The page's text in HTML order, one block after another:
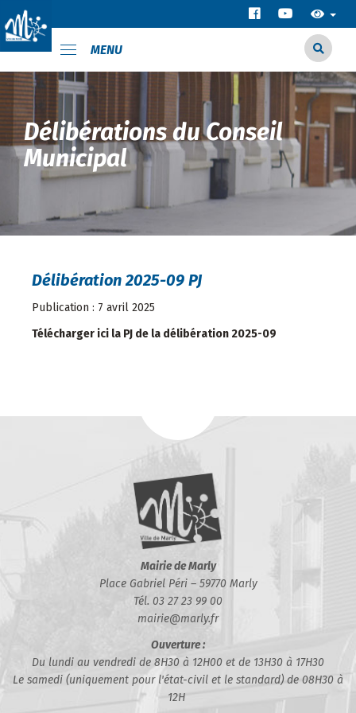
MENU
Délibérations du Conseil
Municipal
Délibération 2025-09 PJ
Publication : 7 avril 2025
Télécharger ici la PJ de la délibération 2025-09
Mairie de Marly
Place Gabriel Péri – 59770 Marly
Tél. 03 27 23 99 00
mairie@marly.fr
Ouverture :
Du lundi au vendredi de 8H30 à 12H00 et de 13H30 à 17H30
Le samedi (uniquement pour l'état-civil et le standard) de 08H30 à
12H